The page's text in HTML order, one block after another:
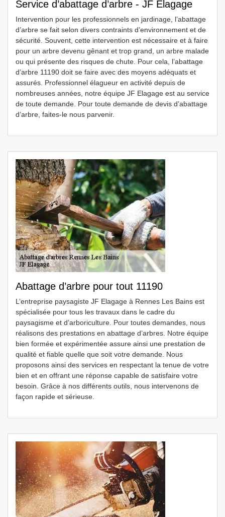
Service d’abattage d’arbre - JF Elagage
Intervention pour les professionnels en jardinage, l’abattage
d’arbre se fait selon divers contraints d’environnement et de
sécurité. Souvent, cette intervention est nécessaire et à faire
pour un arbre devenu gênant et trop grand, un arbre malade
ou qui présente des risques de chute. Pour cela, l’abattage
d’arbre 11190 doit se faire avec des moyens adéquats et
assurés. Professionnel élagueur en activité depuis de
nombreuses années, notre équipe JF Elagage est au service
de toute demande. Pour toute demande de devis d’abattage
d’arbre, faites-le nous parvenir.
Abattage d’arbre pour tout 11190
L’entreprise paysagiste JF Elagage à Rennes Les Bains est
spécialisée pour tous les travaux dans le cadre du
paysagisme et d’arboriculture. Pour toutes demandes, nous
réalisons des prestations en abattage d’arbres. Notre équipe
bien formée et expérimentée assure ainsi une prestation de
qualité et fiable quelle que soit votre demande. Nous
proposons ainsi des services en respectant la tenue de votre
bien et en offrant une réponse capable de satisfaire votre
besoin. Grâce à nos différents outils, nous intervenons de
façon rapide et sérieuse.